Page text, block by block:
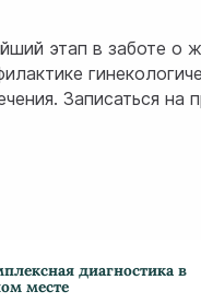
этап в заботе
Записаться на
диагностика в
месте